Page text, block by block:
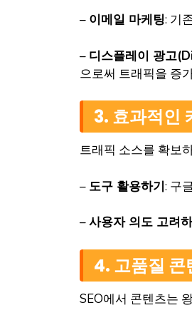
– 이메일 마케팅: 기
– 디스플레이 광고
으로써 트래픽을 증
3. 효과적인
트래픽 소스를 확보
– 도구 활용하기: 구
–사용자 의도 고려
4. 고품질 콘
SEO에서 콘텐츠는